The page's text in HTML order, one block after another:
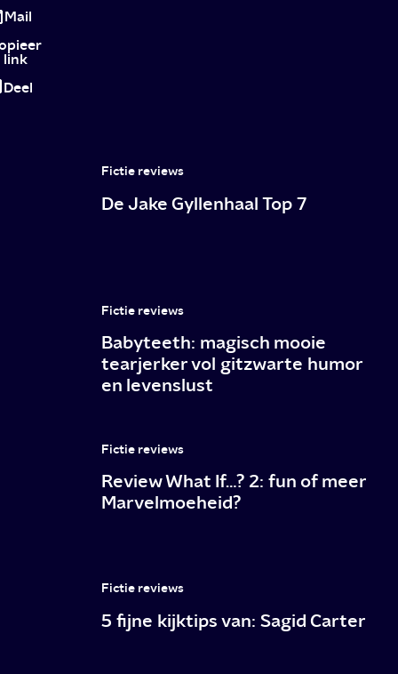
een
kettingbotsing
van
onsympathieke
Mail
link
Deel
Fictie reviews
De Jake Gyllenhaal Top 7
Fictie reviews
Babyteeth: magisch mooie
tearjerker vol gitzwarte humor
en levenslust
Fictie reviews
Review What If…? 2: fun of meer
Marvelmoeheid?
Fictie reviews
5 fijne kijktips van: Sagid Carter